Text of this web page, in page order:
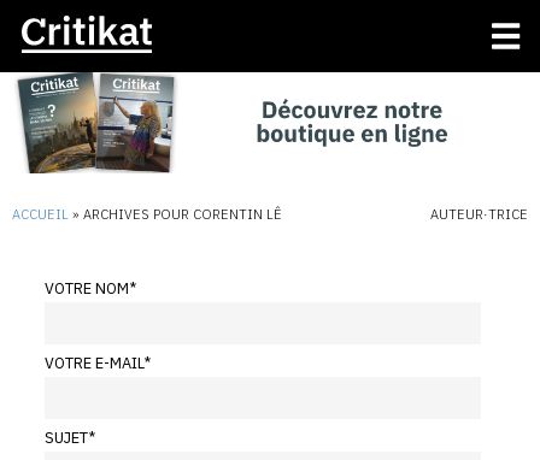
ACCUEIL » ARCHIVES POUR CORENTIN LÊ AUTEUR·TRICE
VOTRE NOM*
VOTRE E-MAIL*
SUJET*